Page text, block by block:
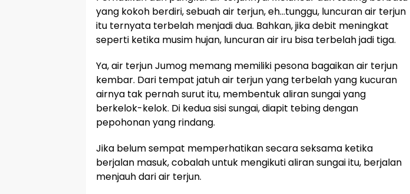
yang kokoh berdiri, sebuah air terjun, eh…tunggu, luncuran air terjun
itu ternyata terbelah menjadi dua. Bahkan, jika debit meningkat
seperti ketika musim hujan, luncuran air iru bisa terbelah jadi tiga.
Ya, air terjun Jumog memang memiliki pesona bagaikan air terjun
kembar. Dari tempat jatuh air terjun yang terbelah yang kucuran
airnya tak pernah surut itu, membentuk aliran sungai yang
berkelok-kelok. Di kedua sisi sungai, diapit tebing dengan
pepohonan yang rindang.
Jika belum sempat memperhatikan secara seksama ketika
berjalan masuk, cobalah untuk mengikuti aliran sungai itu, berjalan
menjauh dari air terjun.